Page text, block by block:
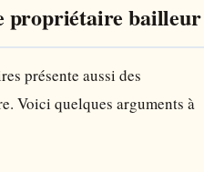
propriétaire bailleur
présente aussi des
Voici quelques arguments à